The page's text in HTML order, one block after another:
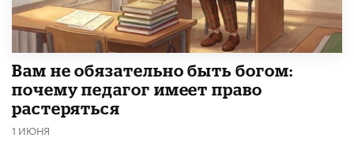
​Вам не обязательно быть богом:
почему педагог имеет право
растеряться
1 ИЮНЯ